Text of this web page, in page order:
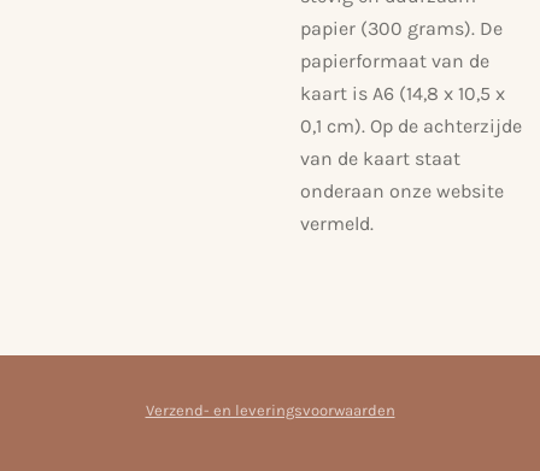
papier (300 grams). De
papierformaat van de
kaart is A6 (14,8 x 10,5 x
0,1 cm). Op de achterzijde
van de kaart staat
onderaan onze website
vermeld.
Verzend- en leveringsvoorwaarden